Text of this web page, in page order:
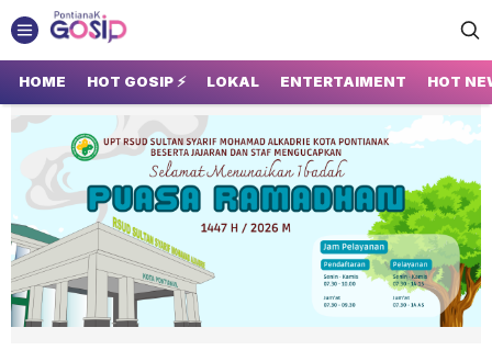
GOSIP PONTIANAK
Tempatnya Gosip Terupdate Pontianak
HOME HOT GOSIP ⚡ LOKAL ENTERTAIMENT HOT